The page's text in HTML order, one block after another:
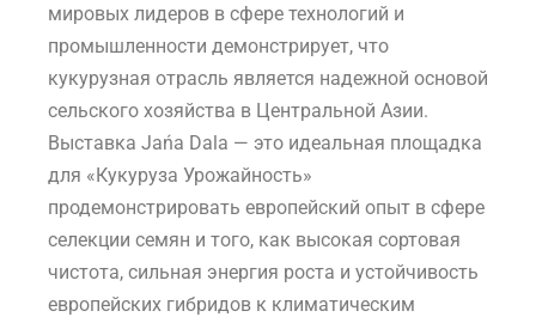
мировых лидеров в сфере технологий и
промышленности демонстрирует, что
кукурузная отрасль является надежной основой
сельского хозяйства в Центральной Азии.
Выставка Jańa Dala — это идеальная площадка
для «Кукуруза Урожайность»
продемонстрировать европейский опыт в сфере
селекции семян и того, как высокая сортовая
чистота, сильная энергия роста и устойчивость
европейских гибридов к климатическим